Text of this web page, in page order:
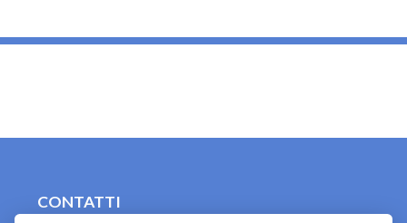
CONTATTI